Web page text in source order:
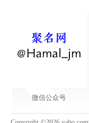
微信公众号